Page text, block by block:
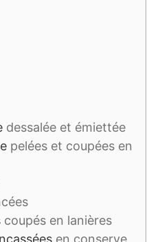
dessalée et émiettée
pelées et coupées en
coupés en lanières
en conserve